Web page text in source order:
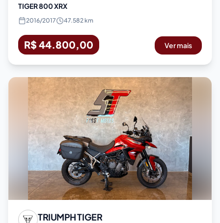
TIGER 800 XRX
2016/2017 47.582 km
R$ 44.800,00 Ver mais
TRIUMPHTIGER